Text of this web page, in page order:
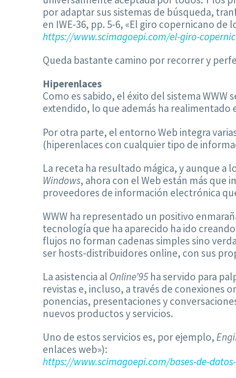
por adaptar sus sistemas de búsqueda,
en IWE-36, pp. 5-6, «El giro copernicano
https://www.scimagoepi.com/el-giro-
Queda bastante camino por recorrer y
Hiperenlaces
Como es sabido, el éxito del sistema WWW
extendido, lo que además ha realimentado
Por otra parte, el entorno Web integra
(hiperenlaces con cualquier tipo de
La receta ha resultado mágica, y aunque a
Windows, ahora con el Web están más que
proveedores de información electrónica
WWW ha representado un positivo
tecnología que ha aparecido ha ido
flujos no forman cadenas simples sino
ser hosts-distribuidores online, con sus
La asistencia al Online’95 ha servido para
revistas e, incluso, a través de conexiones
ponencias, presentaciones y
nuevos productos y servicios.
Uno de estos servicios es, por ejemplo,
enlaces web»):
https://www.scimagoepi.com/bases-de-